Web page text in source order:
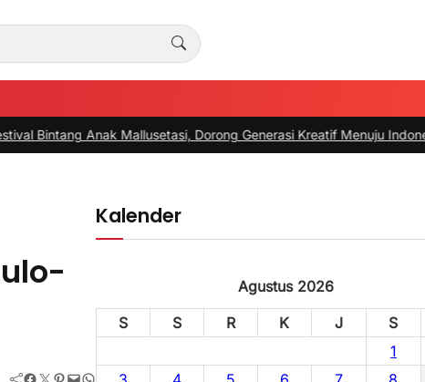
Mallusetasi, Dorong Generasi Kreatif Menuju Indonesia Emas 2045|
Facebook Twitter Pinterest Mail WhatsApp
Kalender
Agustus 2026
S
S R K J S
1